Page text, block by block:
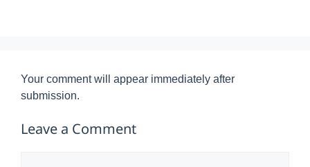
Your comment will appear immediately after
submission.
Leave a Comment